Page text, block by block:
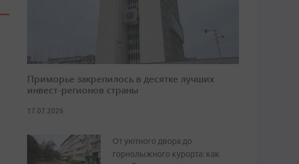
Приморье закрепилось в десятке лучших
инвест-регионов страны
17.07.2026
От уютного двора до
горнолыжного курорта: как